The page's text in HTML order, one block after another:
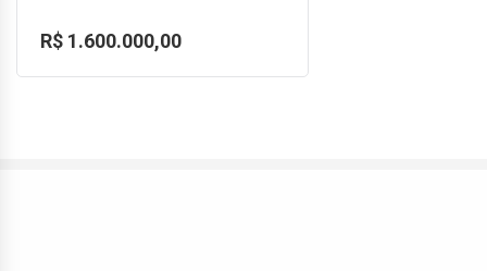
R$ 1.600.000,00